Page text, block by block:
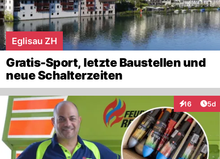
Eglisau ZH
Gratis-Sport, letzte Baustellen und
neue Schalterzeiten
16
Interaktionen
5d